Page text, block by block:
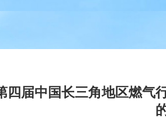
四届中国长三角地区燃气